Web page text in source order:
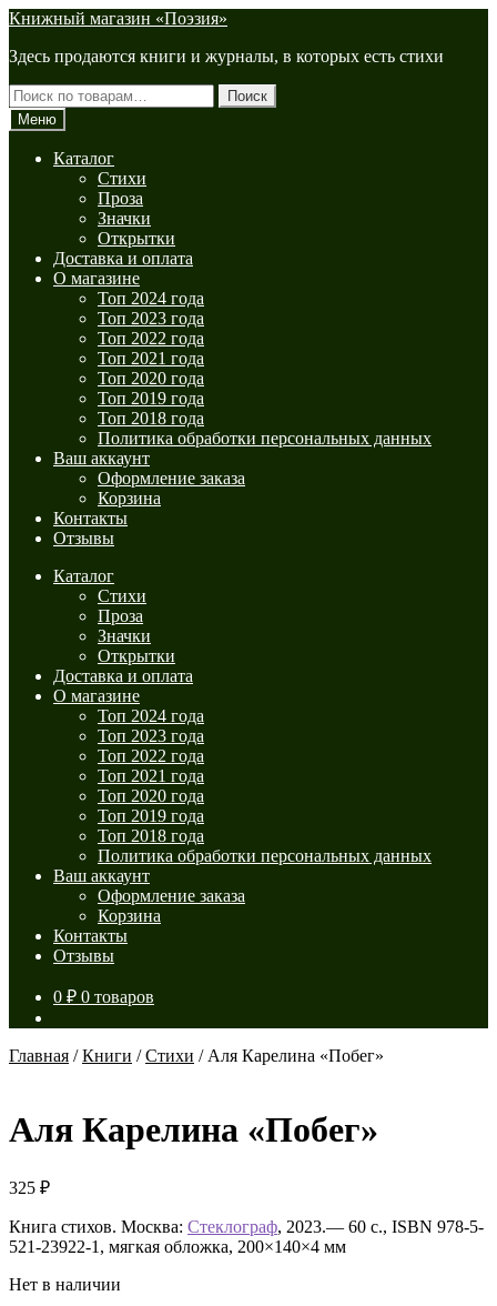
Перейти
навигации
Перейти
содержимому
Книжный магазин «Поэзия»
Здесь продаются книги и журналы, в которых есть стихи
Искать:
Поиск
Меню
Каталог
Стихи
Проза
Значки
Открытки
Доставка и оплата
О магазине
Топ 2024 года
Топ 2023 года
Топ 2022 года
Топ 2021 года
Топ 2020 года
Топ 2019 года
Топ 2018 года
Политика обработки персональных данных
Ваш аккаунт
Оформление заказа
Корзина
Контакты
Отзывы
Каталог
Стихи
Проза
Значки
Открытки
Доставка и оплата
О магазине
Топ 2024 года
Топ 2023 года
Топ 2022 года
Топ 2021 года
Топ 2020 года
Топ 2019 года
Топ 2018 года
Политика обработки персональных данных
Ваш аккаунт
Оформление заказа
Корзина
Контакты
Отзывы
0 ₽ 0 товаров
Главная /Книги /Стихи / Аля Карелина «Побег»
Аля Карелина «Побег»
325 ₽
Книга стихов. Москва: Стеклограф, 2023.— 60 с., ISBN 978-5-
521-23922-1, мягкая обложка, 200×140×4 мм
Нет в наличии